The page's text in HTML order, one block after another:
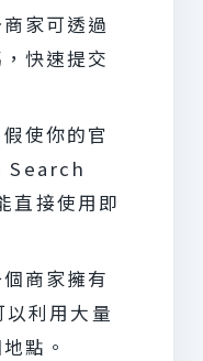
家可透過
快速提交
使你的官
Search
直接使用即
商家擁有
利用大量
點。